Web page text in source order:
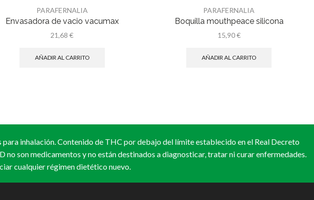
PARAFERNALIA
Envasadora de vacio vacumax
21,68€
AÑADIR AL CARRITO
PARAFERNALIA
Boquilla mouthpeace silicona
15,90€
AÑADIR AL CARRITO
inhalación. Contenido de THC por debajo del límite establecido en el Real Decreto
son medicamentos y no están destinados a diagnosticar, tratar ni curar enfermedades.
cualquier régimen dietético nuevo.